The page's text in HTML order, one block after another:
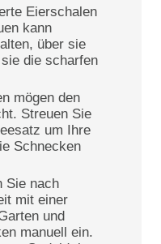
Eierschalen
kann
über sie
die scharfen
mögen den
Streuen Sie
um Ihre
Schnecken
Sie nach
mit einer
und
manuell ein.